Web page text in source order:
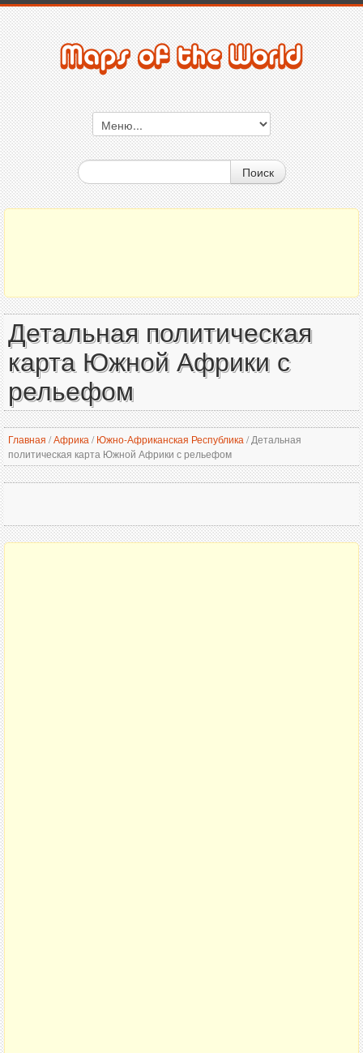
Поиск
Детальная политическая
карта Южной Африки с
рельефом
Главная /Африка / Южно-Африканская Республика /Детальная
политическая карта Южной Африки с рельефом